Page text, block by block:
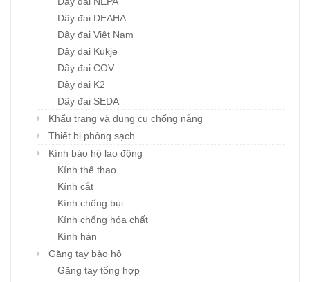
Dây đai DEAHA
Dây đai Việt Nam
Dây đai Kukje
Dây đai COV
Dây đai K2
Dây đai SEDA
Khẩu trang và dụng cụ chống nắng
Thiết bị phòng sạch
Kính bảo hộ lao động
Kính thể thao
Kính cắt
Kính chống bụi
Kính chống hóa chất
Kính hàn
Găng tay bảo hộ
Găng tay tổng hợp